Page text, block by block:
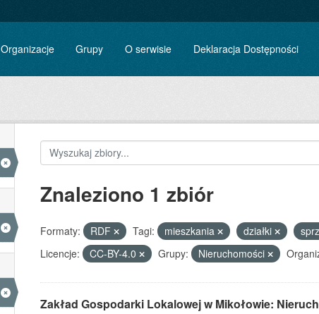
Organizacje Grupy O serwisie Deklaracja Dostępności
Znaleziono 1 zbiór
Formaty: RDF Tagi: mieszkania działki
Licencje:
CC-BY-4.0 Grupy: Nieruchomości
Zakład Gospodarki Lokalowej w Mikołowie: